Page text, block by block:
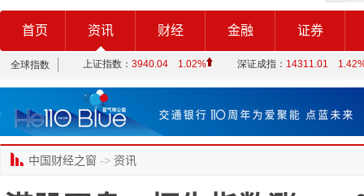
首页 资讯 财经 金融 证券
中国财经之窗 -> 资讯